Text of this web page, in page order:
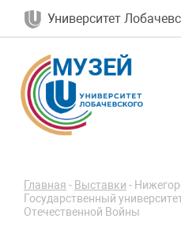
Университет
Главная - Выставки -
Государственный
Отечественной Войны